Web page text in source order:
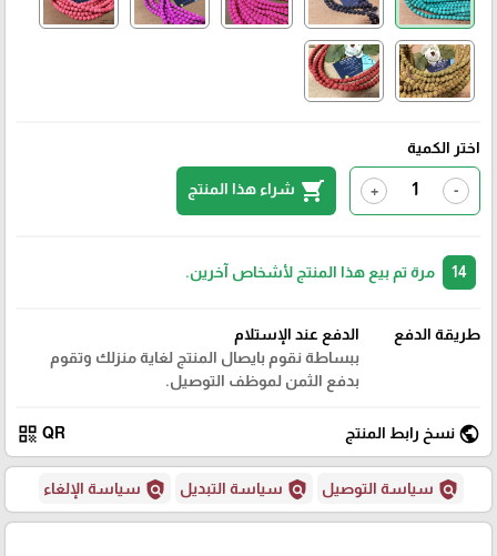
اختر الكمية
-
+
shopping_cart شراء هذا المنتج
مرة تم بيع هذا المنتج لأشخاص آخرين.
طريقة الدفع
الدفع عند الإستلام
ببساطة نقوم بايصال المنتج لغاية منزلك وتقوم
بدفع الثمن لموظف التوصيل.
public نسخ رابط المنتج QR
qr_code
policy سياسة التوصيل policy سياسة التبديل policy سياسة الإلغاء